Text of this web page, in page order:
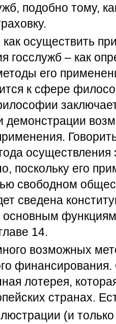
подобно тому,
осуществить
госслужб – как
его
к сфере
демонстрации
поскольку его
свободном
сведена
14.
возможных
лотерея,
странах.
(и